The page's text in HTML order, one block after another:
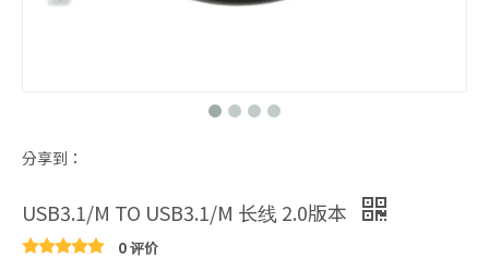
分享到：
USB3.1/M TO USB3.1/M 长线 2.0版本
0 评价